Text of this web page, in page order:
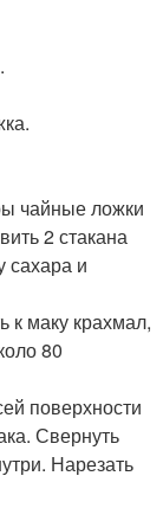
чайные ложки
2 стакана
сахара и
к маку крахмал,
80
поверхности
Свернуть
Нарезать